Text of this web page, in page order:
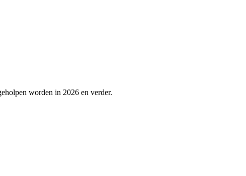
worden in 2026 en verder.